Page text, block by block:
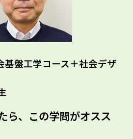
基盤工学コース＋社会デザ
ら、この学問がオスス